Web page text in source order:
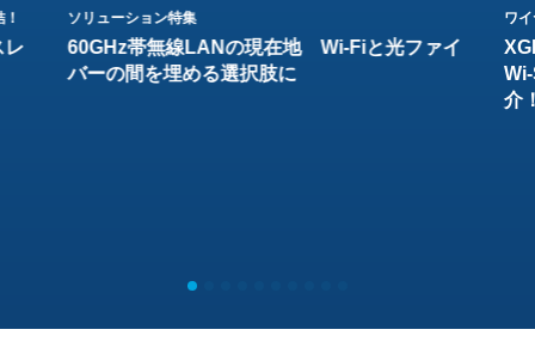
レ
ソリューション特集
60GHz帯無線LANの現在地 Wi-Fiと光ファイ
バーの間を埋める選択肢に
ワ
介